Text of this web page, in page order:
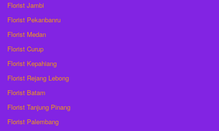
Florist Jambi
Florist Pekanbanru
Florist Medan
Florist Curup
Florist Kepahiang
Florist Rejang Lebong
Florist Batam
Florist Tanjung Pinang
Florist Palembang